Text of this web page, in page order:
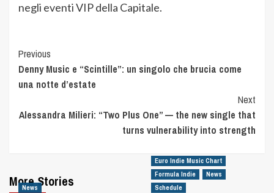
negli eventi VIP della Capitale.
Post
Navigation
Previous
Denny Music e “Scintille”: un singolo che brucia come
una notte d’estate
Next
Alessandra Milieri: “Two Plus One” — the new single that
turns vulnerability into strength
More Stories
News
Euro Indie Music Chart
Formula Indie
News
Schedule